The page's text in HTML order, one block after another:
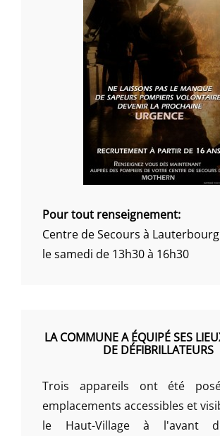
Pour tout renseignement:
Centre de Secours à Lauterbourg
le samedi de 13h30 à 16h30
LA COMMUNE A ÉQUIPÉ SES
DE DÉFIBRILLATEURS
Trois appareils ont été
emplacements accessibles et
le Haut-Village à l'avant